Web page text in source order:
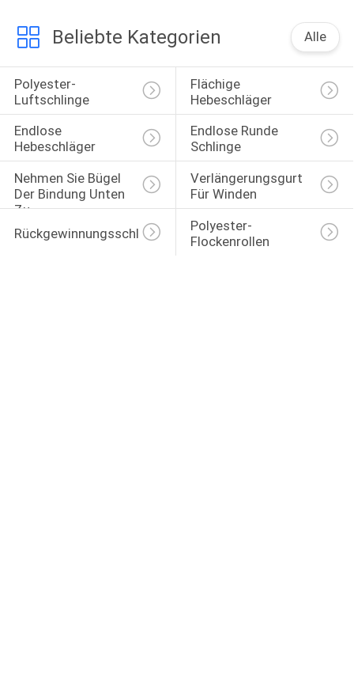
Beliebte Kategorien Alle
Polyester-
Luftschlinge
Flächige
Hebeschläger
Endlose
Hebeschläger
Endlose Runde
Schlinge
Nehmen Sie Bügel
Der Bindung Unten
Zu
Verlängerungsgurt
Für Winden
Rückgewinnungsschleppgurt
Polyester-
Flockenrollen